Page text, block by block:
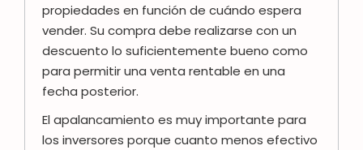
propiedades en función de cuándo espera
vender. Su compra debe realizarse con un
descuento lo suficientemente bueno como
para permitir una venta rentable en una
fecha posterior.
El apalancamiento es muy importante para
los inversores porque cuanto menos efectivo